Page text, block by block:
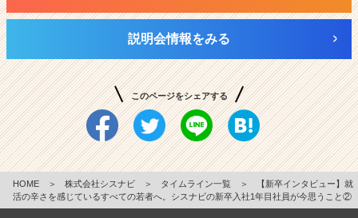
説明会情報をみる
このページをシェアする
HOME ＞ 株式会社シスナビ ＞ タイムライン一覧 ＞
【新卒インタビュー】就
活の辛さを感じているすべての若者へ。シスナビの新卒入社1年目社員が今思うこと②